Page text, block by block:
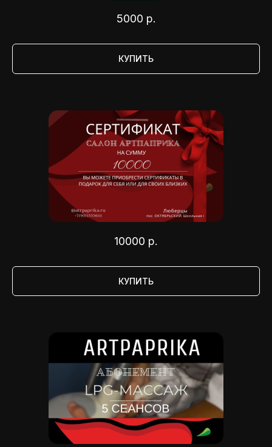
5000 р.
КУПИТЬ
10000 р.
КУПИТЬ